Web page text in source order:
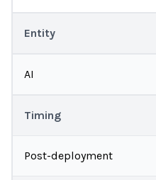
Entity
AI
Timing
Post-deployment